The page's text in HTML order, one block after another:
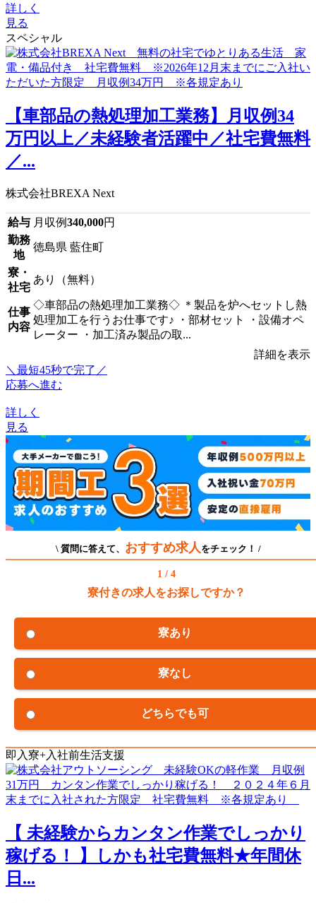
詳しく
見る
スペシャル
【車部品の熱処理加工業務】月収例34
万円以上／未経験者活躍中／社宅費無料
／...
株式会社BREXA Next
給与 月収例340,000円
勤務
地
徳島県 藍住町
寮・
社宅
あり（無料）
仕事
内容
◇車部品の熱処理加工業務◇ ＊製品を炉へセットし熱
処理加工を行うお仕事です♪ ・部材セット ・設備オペ
レーター ・加工済み製品の取...
詳細を表示
＼最短45秒で完了／
応募へ進む
詳しく
見る
\ 質問に答えて、 おすすめ求人 をチェック！ /
1 / 4
寮付きの求人をお探しですか？
寮あり
寮なし
どちらでも可
即入寮+入社前生活支援
【 未経験からカンタン作業でしっかり
稼げる！ 】しかも社宅費無料★年間休
日...